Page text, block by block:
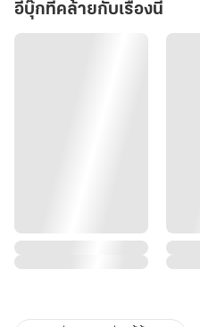
อีบุ๊กที่คล้ายกับเรื่องนี้